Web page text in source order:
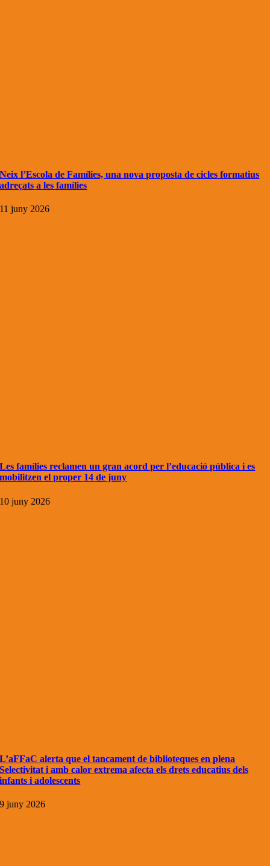
Neix l’Escola de Famílies, una nova proposta de cicles formatius
adreçats a les famílies
11 juny 2026
Les famílies reclamen un gran acord per l’educació pública i es
mobilitzen el proper 14 de juny
10 juny 2026
L’aFFaC alerta que el tancament de biblioteques en plena
Selectivitat i amb calor extrema afecta els drets educatius dels
infants i adolescents
9 juny 2026